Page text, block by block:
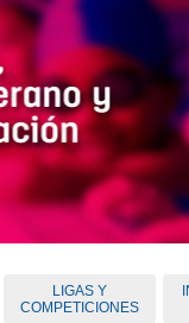
LIGAS Y
COMPETICIONES